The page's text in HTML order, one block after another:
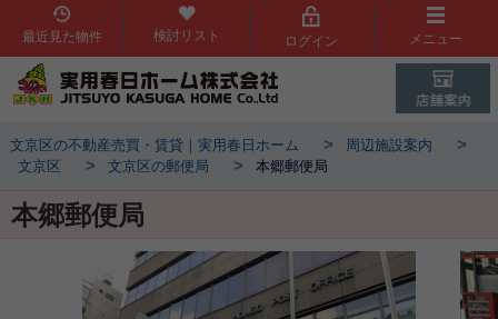
最近見た物件 検討リスト ログイン メニュー
文京区の不動産売買・賃貸｜実用春日ホーム > 周辺施設案内 >
文京区 > 文京区の郵便局 > 本郷郵便局
本郷郵便局